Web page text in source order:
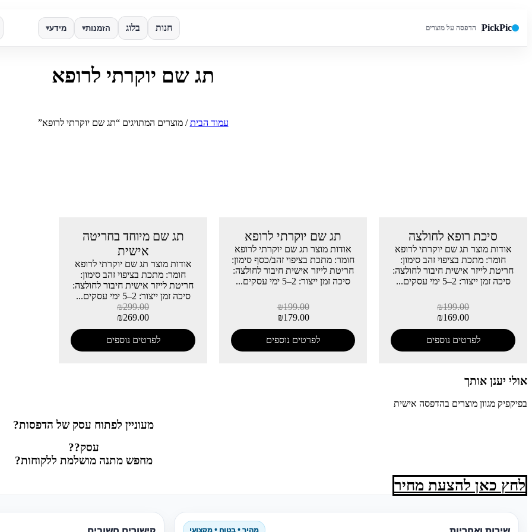
PickPic הדפסה על מוצרים חנות בלוג הזמנות▾ מידע▾
✕
תג שם יוקרתי לרופא
עמוד הבית/ מוצרים המתויגים “תג שם יוקרתי לרופא”
סיכת רופא לחולצה
אודות מוצר תג שם יוקרתי לרופא
חומר: מתכת בציפוי זהב סימון:
חריטת לייזר אישית חיבור לחולצה:
סיכה זמן ייצור: 2–5 ימי עסקים...
₪199.00
₪169.00
לפרטים נוספים
תג שם יוקרתי לרופא
אודות מוצר תג שם יוקרתי לרופא
חומר: מתכת בציפוי זהב/כסף סימון:
חריטת לייזר אישית חיבור לחולצה:
סיכה זמן ייצור: 2–5 ימי עסקים...
₪199.00
₪179.00
לפרטים נוספים
תג שם מיוחד בחריטה
אישית
אודות מוצר תג שם יוקרתי לרופא
חומר: מתכת בציפוי זהב סימון:
חריטת לייזר אישית חיבור לחולצה:
סיכה זמן ייצור: 2–5 ימי עסקים...
₪299.00
₪269.00
לפרטים נוספים
אולי יענן אותך
בפיקפיק מגוון מוצרים בהדפסה אישית
מעוניין לפתוח עסק של הדפסות?
עסק??
מחפש מתנה מושלמת ללקוחות?
לחץ כאן להצעת מחיר
מהיר • בטוח • מקצועי